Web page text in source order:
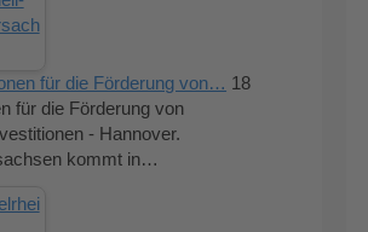
für die Förderung von… 18
für die Förderung von
- Hannover.
kommt in…